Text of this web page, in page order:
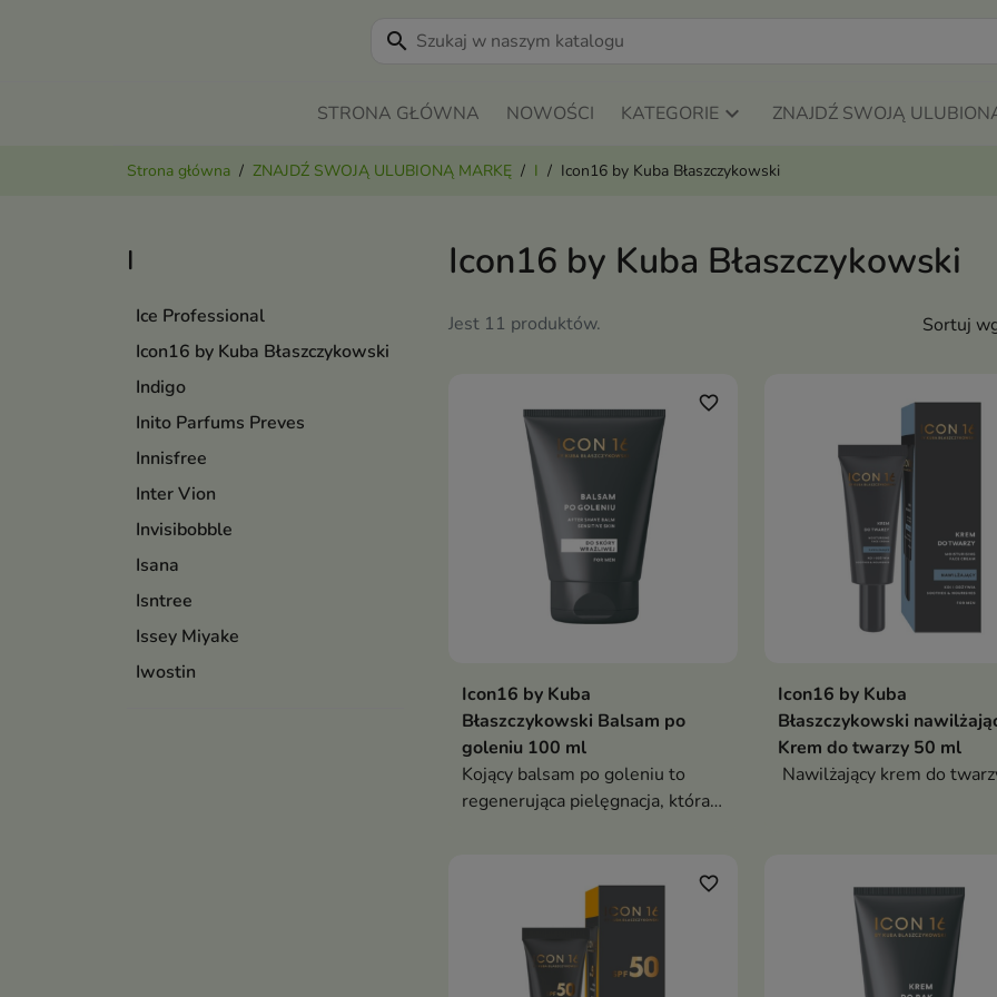
search
STRONA GŁÓWNA NOWOŚCI KATEGORIE ZNAJDŹ SWOJĄ
Strona główna ZNAJDŹ SWOJĄ ULUBIONĄ MARKĘ I Icon16 by Kuba Błaszczykowski
I
Ice Professional
Icon16 by Kuba Błaszczykowski
Indigo
Inito Parfums Preves
Innisfree
Inter Vion
Invisibobble
Isana
Isntree
Issey Miyake
Iwostin
Icon16 by Kuba Błaszczykowski
Jest 11 produktów. Sortuj
favorite_border
Icon16 by Kuba
Błaszczykowski Balsam po
goleniu 100 ml
Kojący balsam po goleniu to
regenerująca pielęgnacja, która
przywraca jej komfort
Icon16 by Kuba
Błaszczykowski
Krem do twarzy 50 ml
Nawilżający krem do
favorite_border